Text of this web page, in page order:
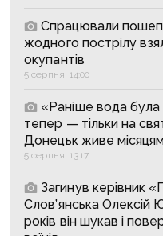
Спрацювали
жодного пострілу
окупантів
5 серпня, 14:00
«Раніше вода була
тепер — тільки на
Донецьк живе
5 серпня, 13:17
Загинув керівник
Слов’янська Олексій
років він шукав і